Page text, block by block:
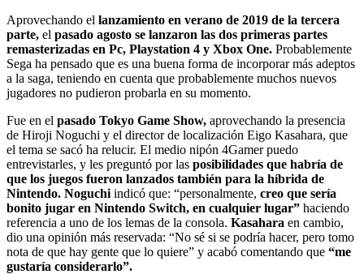
Aprovechando el lanzamiento en verano de 2019 de la tercera
parte, el pasado agosto se lanzaron las dos primeras partes
remasterizadas en Pc, Playstation 4 y Xbox One. Probablemente
Sega ha pensado que es una buena forma de incorporar más adeptos
a la saga, teniendo en cuenta que probablemente muchos nuevos
jugadores no pudieron probarla en su momento.
Fue en el pasado Tokyo Game Show, aprovechando la presencia
de Hiroji Noguchi y el director de localización Eigo Kasahara, que
el tema se sacó ha relucir. El medio nipón 4Gamer puedo
entrevistarles, y les preguntó por las posibilidades que habría de
que los juegos fueron lanzados también para la híbrida de
Nintendo. Noguchi indicó que: “personalmente, creo que sería
bonito jugar en Nintendo Switch, en cualquier lugar” haciendo
referencia a uno de los lemas de la consola. Kasahara en cambio,
dio una opinión más reservada: “No sé si se podría hacer, pero tomo
nota de que hay gente que lo quiere” y acabó comentando que “me
gustaría considerarlo”.